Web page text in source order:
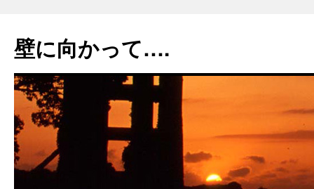
テ
ン
へ
ス
キ
ッ
プ
壁に向かって….